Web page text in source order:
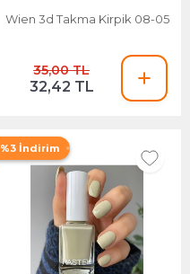
Wien 3d Takma Kirpik 08-05
35,00 TL
32,42 TL
%3 İndirim